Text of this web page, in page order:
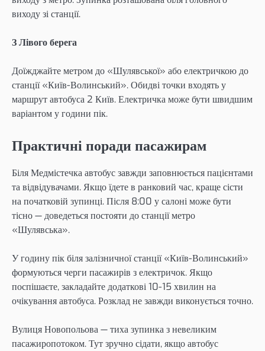
виходу зі станції.
З Лівого берега
Доїжджайте метром до «Шулявської» або електричкою до
станції «Київ-Волинський». Обидві точки входять у
маршрут автобуса 2 Київ. Електричка може бути швидшим
варіантом у години пік.
Практичні поради пасажирам
Біля Медмістечка автобус завжди заповнюється пацієнтами
та відвідувачами. Якщо їдете в ранковий час, краще сісти
на початковій зупинці. Після 8:00 у салоні може бути
тісно — доведеться постояти до станції метро
«Шулявська».
У годину пік біля залізничної станції «Київ-Волинський»
формуються черги пасажирів з електричок. Якщо
поспішаєте, закладайте додаткові 10-15 хвилин на
очікування автобуса. Розклад не завжди виконується точно.
Вулиця Новопольова — тиха зупинка з невеликим
пасажиропотоком. Тут зручно сідати, якщо автобус